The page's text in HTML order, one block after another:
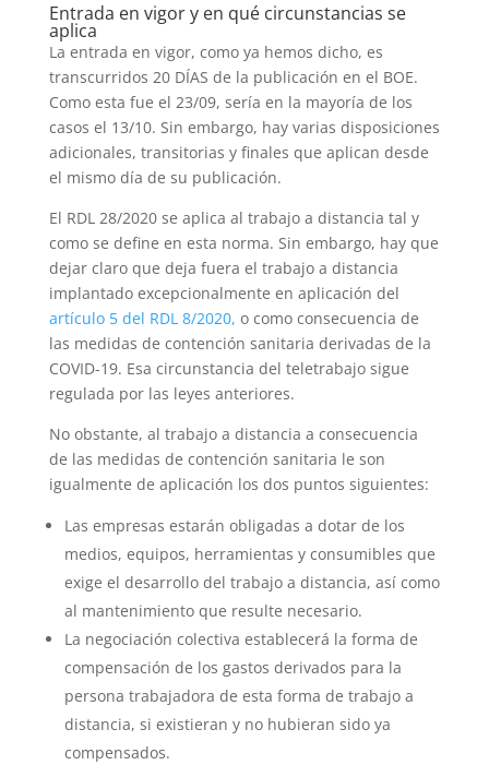
Entrada en vigor y en qué circunstancias se
aplica
La entrada en vigor, como ya hemos dicho, es
transcurridos 20 DÍAS de la publicación en el BOE.
Como esta fue el 23/09, sería en la mayoría de los
casos el 13/10. Sin embargo, hay varias disposiciones
adicionales, transitorias y finales que aplican desde
el mismo día de su publicación.
El RDL 28/2020 se aplica al trabajo a distancia tal y
como se define en esta norma. Sin embargo, hay que
dejar claro que deja fuera el trabajo a distancia
implantado excepcionalmente en aplicación del
artículo 5 del RDL 8/2020, o como consecuencia de
las medidas de contención sanitaria derivadas de la
COVID-19. Esa circunstancia del teletrabajo sigue
regulada por las leyes anteriores.
No obstante, al trabajo a distancia a consecuencia
de las medidas de contención sanitaria le son
igualmente de aplicación los dos puntos siguientes:
Las empresas estarán obligadas a dotar de los
medios, equipos, herramientas y consumibles que
exige el desarrollo del trabajo a distancia, así como
al mantenimiento que resulte necesario.
La negociación colectiva establecerá la forma de
compensación de los gastos derivados para la
persona trabajadora de esta forma de trabajo a
distancia, si existieran y no hubieran sido ya
compensados.